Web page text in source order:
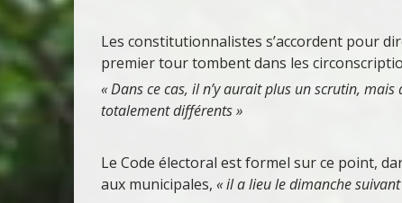
Les constitutionnalistes s’accordent pour
premier tour tombent dans les
« Dans ce cas, il n’y aurait plus un scrutin,
totalement différents »
Le Code électoral est formel sur ce point,
aux municipales, « il a lieu le dimanche